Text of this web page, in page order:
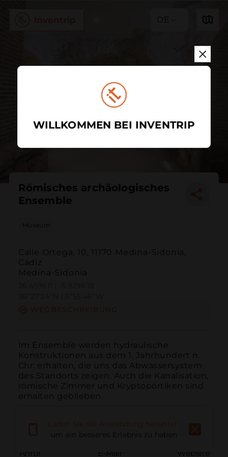
DE
Römisches archäologisches
Ensemble
Museum
Calle Ortega, 10, 11170 Medina-Sidonia,
Cádiz
Medina-Sidonia
Im Ensemble werden hydraulische
Konstruktionen aus dem 1. Jahrhundert n.
Chr. erhalten, die uns das Abwassersystem
des Standorts zeigen. Auch die Kanalisation,
römische Zimmer und Kryptopörtiken sind
erhalten geblieben.
Anruf E-Mail Website
um ein besseres Erlebnis zu haben
WILLKOMMEN BEI INVENTRIP